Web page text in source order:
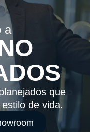
a
que
de vida.